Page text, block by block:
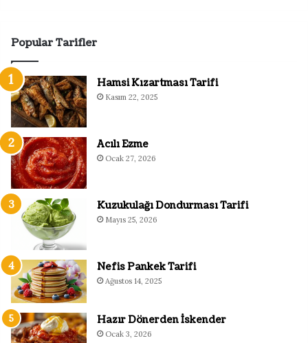
Popular Tarifler
Hamsi Kızartması Tarifi
Kasım 22, 2025
Acılı Ezme
Ocak 27, 2026
Kuzukulağı Dondurması Tarifi
Mayıs 25, 2026
Nefis Pankek Tarifi
Ağustos 14, 2025
Hazır Dönerden İskender
Ocak 3, 2026